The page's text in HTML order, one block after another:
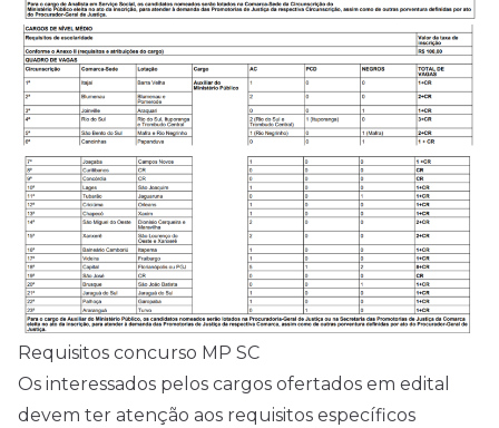
Requisitos concurso MP SC
Os interessados pelos cargos ofertados em edital
devem ter atenção aos requisitos específicos